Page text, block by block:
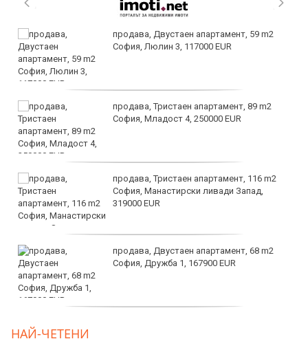
продава, Двустаен апартамент, 59 m2
София, Люлин 3, 117000 EUR
продава, Тристаен апартамент, 89 m2
София, Младост 4, 250000 EUR
продава, Тристаен апартамент, 116 m2
София, Манастирски ливади Запад,
319000 EUR
продава, Двустаен апартамент, 68 m2
София, Дружба 1, 167900 EUR
НАЙ-ЧЕТЕНИ